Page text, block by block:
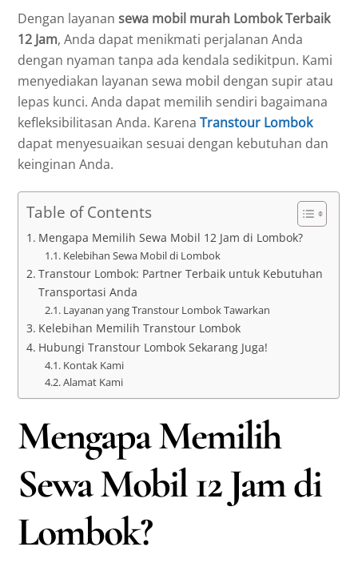
Dengan layanansewa mobil murah Lombok Terbaik
12 Jam, Anda dapat menikmati perjalanan Anda
dengan nyaman tanpa ada kendala sedikitpun. Kami
menyediakan layanan sewa mobil dengan supir atau
lepas kunci. Anda dapat memilih sendiri bagaimana
kefleksibilitasan Anda. KarenaTranstour Lombok
dapat menyesuaikan sesuai dengan kebutuhan dan
keinginan Anda.
Table of Contents
Mengapa Memilih Sewa Mobil 12 Jam di Lombok?
Kelebihan Sewa Mobil di Lombok
Transtour Lombok: Partner Terbaik untuk Kebutuhan
Transportasi Anda
Layanan yang Transtour Lombok Tawarkan
Kelebihan Memilih Transtour Lombok
Hubungi Transtour Lombok Sekarang Juga!
Kontak Kami
Alamat Kami
Mengapa Memilih
Sewa Mobil 12 Jam di
Lombok?